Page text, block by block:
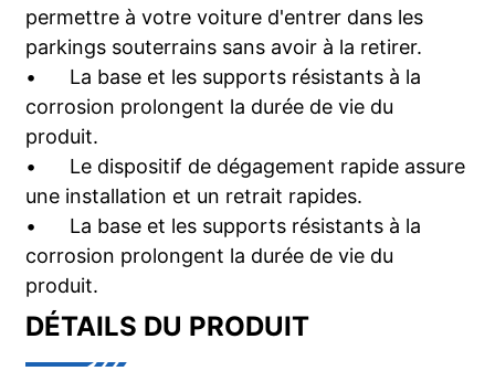
permettre à votre voiture d'entrer dans les
parkings souterrains sans avoir à la retirer.
•
La base et les supports résistants à la
corrosion prolongent la durée de vie du
produit.
•
Le dispositif de dégagement rapide assure
une installation et un retrait rapides.
•
La base et les supports résistants à la
corrosion prolongent la durée de vie du
produit.
DÉTAILS DU PRODUIT